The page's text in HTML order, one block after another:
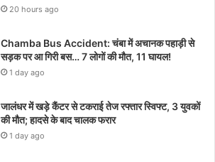
20 hours ago
Chamba Bus Accident: चंबा में अचानक पहाड़ी से
सड़क पर आ गिरी बस… 7 लोगों की मौत, 11 घायल!
1 day ago
जालंधर में खड़े कैंटर से टकराई तेज रफ्तार स्विफ्ट, 3 युवकों
की मौत; हादसे के बाद चालक फरार
1 day ago